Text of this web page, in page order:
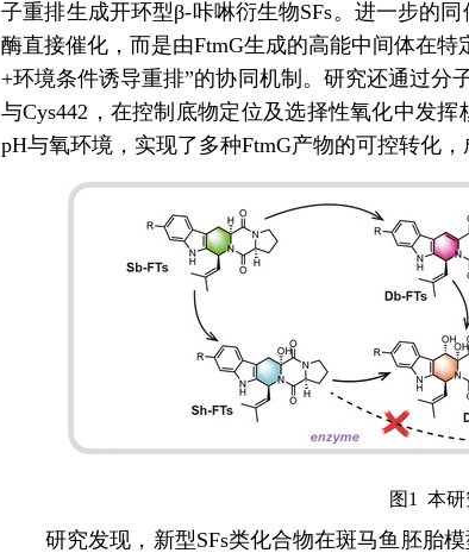
子重排生成开环型β-咔啉衍生物SFs。进一步的
酶直接催化，而是由FtmG生成的高能中间体在
+环境条件诱导重排”的协同机制。研究还通过分
与Cys442，在控制底物定位及选择性氧化中发
pH与氧环境，实现了多种FtmG产物的可控转化，
图1 本研
研究发现，新型SFs类化合物在斑马鱼胚胎